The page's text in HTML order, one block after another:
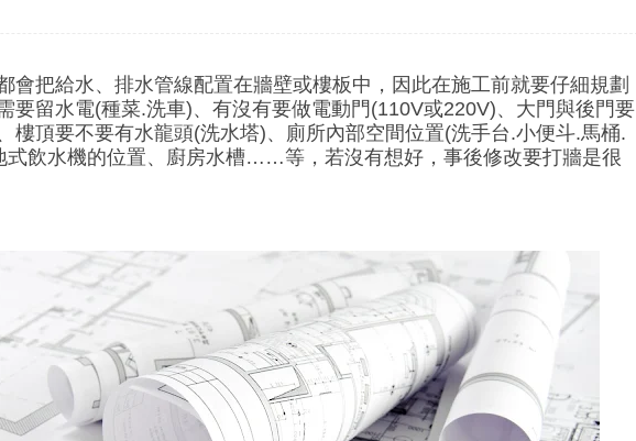
會把給水、排水管線配置在牆壁或樓板中，因此在施工前就要仔細規劃
要留水電(種菜.洗車)、有沒有要做電動門(110V或220V)、大門與後門要
樓頂要不要有水龍頭(洗水塔)、廁所內部空間位置(洗手台.小便斗.馬桶.
式飲水機的位置、廚房水槽……等，若沒有想好，事後修改要打牆是很